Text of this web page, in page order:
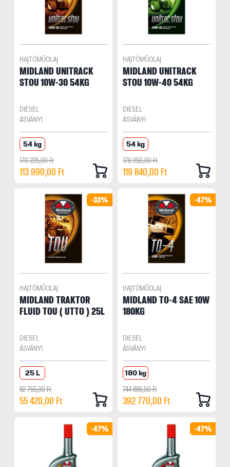
HAJTÓMŰOLAJ
MIDLAND UNITRACK
STOU 10W-30 54KG
DIESEL
ÁSVÁNYI
54 kg
170 225,00 Ft
113 990,00 Ft
HAJTÓMŰOLAJ
MIDLAND UNITRACK
STOU 10W-40 54KG
DIESEL
ÁSVÁNYI
54 kg
178 950,00 Ft
119 840,00 Ft
-33%
HAJTÓMŰOLAJ
MIDLAND TRAKTOR
FLUID TOU ( UTTO ) 25L
DIESEL
ÁSVÁNYI
25 L
82 755,00 Ft
55 420,00 Ft
-47%
HAJTÓMŰOLAJ
MIDLAND TO-4 SAE 10W
180KG
DIESEL
ÁSVÁNYI
180 kg
744 888,00 Ft
392 770,00 Ft
-47% -47%